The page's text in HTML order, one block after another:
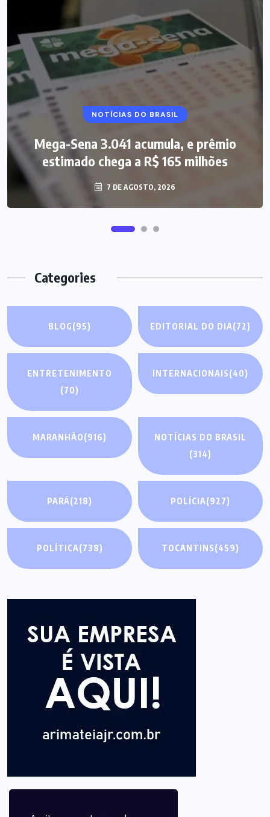
NOTÍCIAS DO BRASIL
Mega-Sena 3.041 acumula, e prêmio
estimado chega a R$ 165 milhões
7 DE AGOSTO, 2026
Categories
BLOG(95) EDITORIAL DO DIA(72)
ENTRETENIMENTO
(70)
INTERNACIONAIS(40)
MARANHÃO(916)
NOTÍCIAS DO BRASIL
(314)
PARÁ(218) POLÍCIA(927)
POLÍTICA(738) TOCANTINS(459)